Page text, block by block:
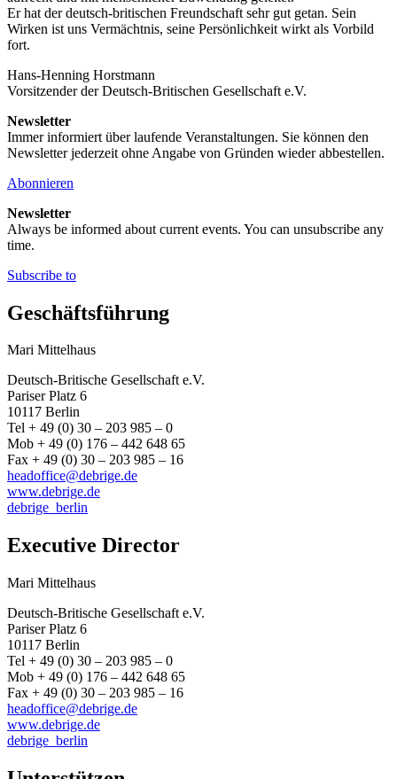
Er hat der deutsch-britischen Freundschaft sehr gut getan. Sein
Wirken ist uns Vermächtnis, seine Persönlichkeit wirkt als Vorbild
fort.
Hans-Henning Horstmann
Vorsitzender der Deutsch-Britischen Gesellschaft e.V.
Newsletter
Immer informiert über laufende Veranstaltungen. Sie können den
Newsletter jederzeit ohne Angabe von Gründen wieder abbestellen.
Abonnieren
Newsletter
Always be informed about current events. You can unsubscribe any
time.
Subscribe to
Geschäftsführung
Mari Mittelhaus
Deutsch-Britische Gesellschaft e.V.
Pariser Platz 6
10117 Berlin
Tel + 49 (0) 30 – 203 985 – 0
Mob + 49 (0) 176 – 442 648 65
Fax + 49 (0) 30 – 203 985 – 16
headoffice@debrige.de
www.debrige.de
debrige_berlin
Executive Director
Mari Mittelhaus
Deutsch-Britische Gesellschaft e.V.
Pariser Platz 6
10117 Berlin
Tel + 49 (0) 30 – 203 985 – 0
Mob + 49 (0) 176 – 442 648 65
Fax + 49 (0) 30 – 203 985 – 16
headoffice@debrige.de
www.debrige.de
debrige_berlin